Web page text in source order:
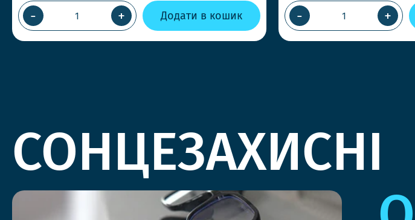
- + Додати в кошик - +
СОНЦЕЗАХИСНІ